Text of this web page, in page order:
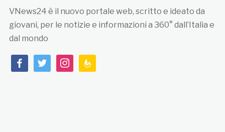
VNews24 è il nuovo portale web, scritto e ideato da
giovani, per le notizie e informazioni a 360° dall’Italia e
dal mondo
facebooktwitterinstagramfeedburner